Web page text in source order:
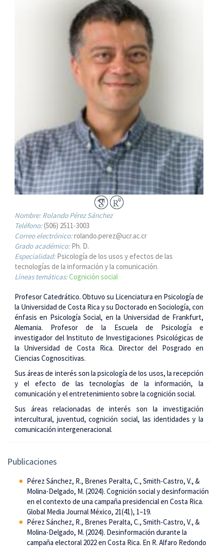
Nombre:Rolando Pérez Sánchez
Teléfono:(506) 2511-3003
Correo electrónico:rolando.perez@ucr.ac.cr
Grado académico:Ph. D.
Especialidad:Psicología de los usos y efectos de las
tecnologías de la información y la comunicación.
Líneas temáticas:Cognición social
Profesor Catedrático. Obtuvo su Licenciatura en Psicología de
la Universidad de Costa Rica y su Doctorado en Sociología, con
énfasis en Psicología Social, en la Universidad de Frankfurt,
Alemania. Profesor de la Escuela de Psicología e
investigador del Instituto de Investigaciones Psicológicas de
la Universidad de Costa Rica. Director del Posgrado en
Ciencias Cognoscitivas.
Sus áreas de interés son la psicología de los usos, la recepción
y el efecto de las tecnologías de la información, la
comunicación y el entretenimiento sobre la cognición social.
Sus áreas relacionadas de interés son la investigación
intercultural, juventud, cognición social, las identidades y la
comunicación intergeneracional.
Publicaciones
Pérez Sánchez, R., Brenes Peralta, C., Smith-Castro, V., &
Molina-Delgado, M. (2024). Cognición social y desinformación
en el contexto de una campaña presidencial en Costa Rica.
Global Media Journal México, 21(41), 1–19.
Pérez Sánchez, R., Brenes Peralta, C., Smith-Castro, V., &
Molina-Delgado, M. (2024). Desinformación durante la
campaña electoral 2022 en Costa Rica. En R. Alfaro Redondo